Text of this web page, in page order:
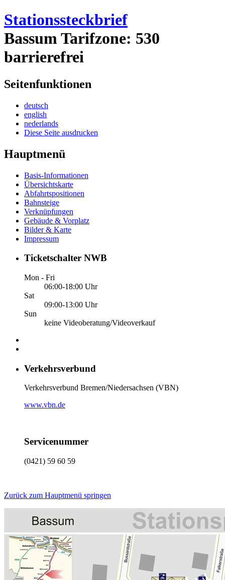
Stationssteckbrief
BassumTarifzone: 530
barrierefrei
Seitenfunktionen
deutsch
english
nederlands
Diese Seite ausdrucken
Hauptmenü
Basis-Informationen
Übersichtskarte
Abfahrtspositionen
Bahnsteige
Verknüpfungen
Gebäude & Vorplatz
Bilder & Karte
Impressum
Ticketschalter NWB
Mon - Fri
06:00-18:00 Uhr
Sat
09:00-13:00 Uhr
Sun
keine Videoberatung/Videoverkauf
Verkehrsverbund
Verkehrsverbund Bremen/Niedersachsen (VBN)
www.vbn.de
Servicenummer
(0421) 59 60 59
Zurück zum Hauptmenü springen